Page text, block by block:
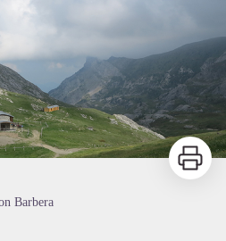
Imprimer
Barbera